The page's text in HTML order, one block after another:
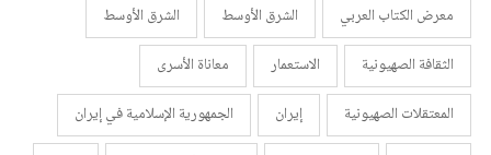
معرض الكتاب العربي
الشرق الأوسط
الشرق الأوسط
الثقافة الصهيونية
الاستعمار
معاناة الأسرى
المعتقلات الصهيونية
إيران
الجمهورية الإسلامية في إيران